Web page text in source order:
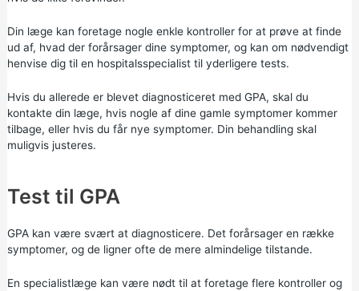
Din læge kan foretage nogle enkle kontroller for at prøve at finde
ud af, hvad der forårsager dine symptomer, og kan om nødvendigt
henvise dig til en hospitalsspecialist til yderligere tests.
Hvis du allerede er blevet diagnosticeret med GPA, skal du
kontakte din læge, hvis nogle af dine gamle symptomer kommer
tilbage, eller hvis du får nye symptomer. Din behandling skal
muligvis justeres.
Test til GPA
GPA kan være svært at diagnosticere. Det forårsager en række
symptomer, og de ligner ofte de mere almindelige tilstande.
En specialistlæge kan være nødt til at foretage flere kontroller og